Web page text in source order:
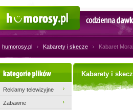
Codzienna
humorosy.pl Kabarety i skecze Kabaret
Kabarety i
Kategorie plików
Reklamy telewizyjne
Zabawne